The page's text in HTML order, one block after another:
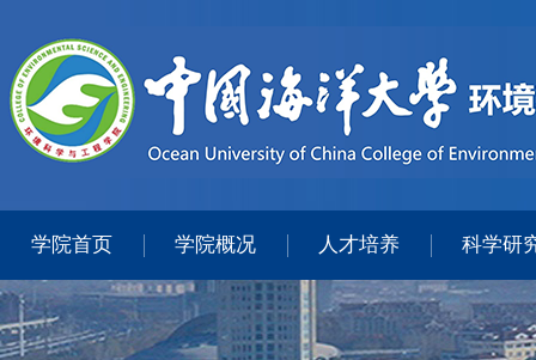
学院首页 学院概况 人才培养 科学研